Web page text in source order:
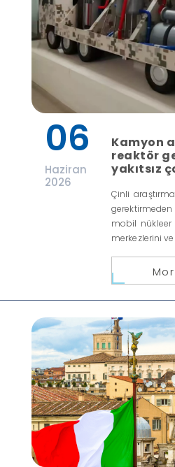
06
Haziran
2026
Kamyon
reaktör
yakıtsız
Çinli
mobil nükleer
merkezlerini